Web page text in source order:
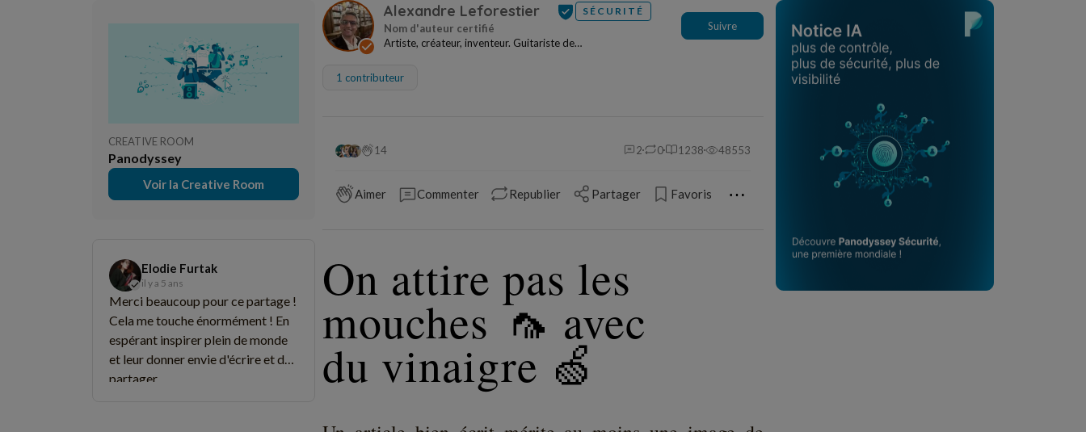
CREATIVE ROOM
Panodyssey
Voir la Creative Room
Elodie Furtak
il y a 5 ans
Merci beaucoup pour ce partage !
Cela me touche énormément ! En
espérant inspirer plein de monde
et leur donner envie d'écrire et de
partager.
Alexandre Leforestier SÉCURITÉ
Artiste, créateur, inventeur. Guitariste de
Suivre
1 contributeur
14 2 0 1238 48553
Aimer Commenter Republier Partager Favoris ⋯
On attire pas les
mouches 🦟 avec
du vinaigre 🍏